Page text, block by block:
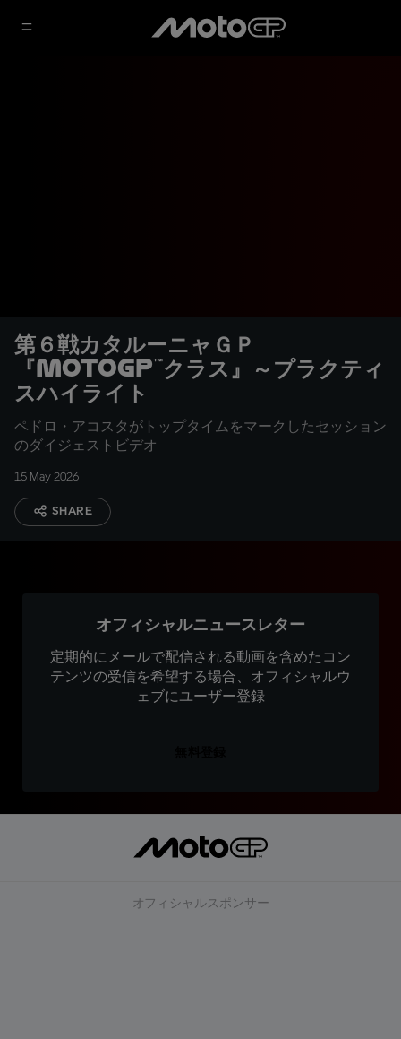
第６戦カタルーニャＧＰ
『MotoGP™クラス』～プラクティ
スハイライト
ペドロ・アコスタがトップタイムをマークしたセッション
のダイジェストビデオ
15 May 2026
SHARE
オフィシャルニュースレター
定期的にメールで配信される動画を含めたコン
テンツの受信を希望する場合、オフィシャルウ
ェブにユーザー登録
オフィシャルスポンサー